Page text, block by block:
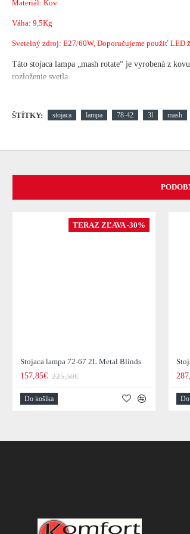
Materiál: Kov
Váha: 9,5Kg
Svetelný zdroj: E27/60W, Doporučujeme použiť LED
Táto stojaca lampa „mash rotate“ je vyrobená z
rozloženie svetla.
ŠTÍTKY: stojaca lampa 78-42 3l mash
TERAZ ZĽAVA -30%
Stojaca lampa 72-67 2L Metal Blinds
157,85€ 225,50€
Do košíka